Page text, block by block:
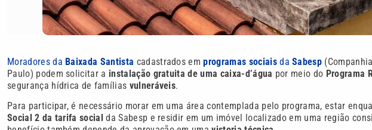
Moradores da Baixada Santista cadastrados emprogramas sociaisdaSabesp
Paulo) podem solicitar a instalação gratuita de uma caixa-d’água por meio do Programa
segurança hídrica de famílias vulneráveis.
Para participar, é necessário morar em uma área contemplada pelo programa, estar
Social 2 da tarifa social da Sabesp e residir em um imóvel localizado em uma região